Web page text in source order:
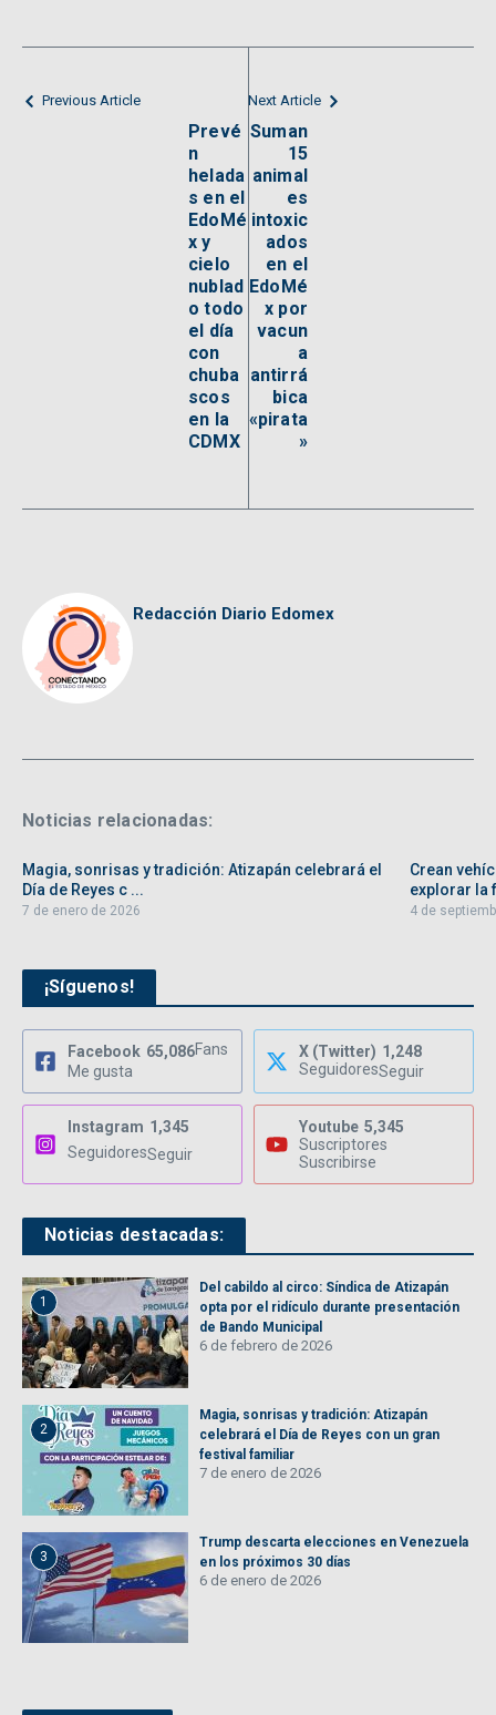
Previous Article
Prevé
n
helada
s en el
EdoMé
x y
cielo
nublad
o todo
el día
con
chuba
scos
en la
CDMX
Next Article
Suman
15
animal
es
intoxic
ados
en el
EdoMé
x por
vacun
a
antirrá
bica
«pirata
»
Redacción Diario Edomex
Noticias relacionadas:
Magia, sonrisas y tradición: Atizapán celebrará el
Día de Reyes c ...
7 de enero de 2026
Crean
explorar la
4 de
¡Síguenos!
Facebook 65,086Fans
Me gusta
X (Twitter) 1,248
SeguidoresSeguir
Instagram 1,345
SeguidoresSeguir
Youtube 5,345
Suscriptores
Suscribirse
Noticias destacadas:
1
Del cabildo al circo: Síndica de Atizapán
opta por el ridículo durante presentación
de Bando Municipal
6 de febrero de 2026
2
Magia, sonrisas y tradición: Atizapán
celebrará el Día de Reyes con un gran
festival familiar
7 de enero de 2026
3
Trump descarta elecciones en Venezuela
en los próximos 30 días
6 de enero de 2026